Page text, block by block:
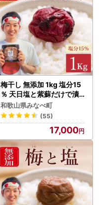
梅干し 無添加 1kg 塩分15
％ 天日塩と紫蘇だけで漬
けた梅干し 【umehkr00
2A】
和歌山県みなべ町
(55)
17,000